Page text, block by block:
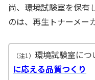
尚、環境試験室を保有
のは、再生トナーメー
（注1） 環境試験室につ
に応える品質つくり